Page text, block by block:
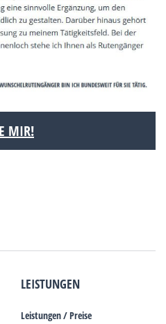
MIR!
LEISTUNGEN
Leistungen / Preise